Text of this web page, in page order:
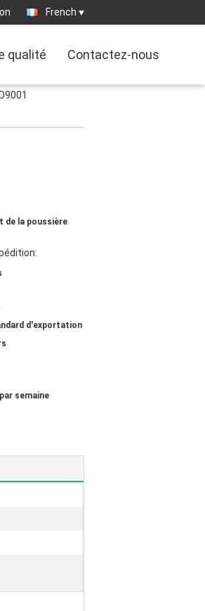
French
qualité Contactez-nous
de la poussière
d'exportation
semaine